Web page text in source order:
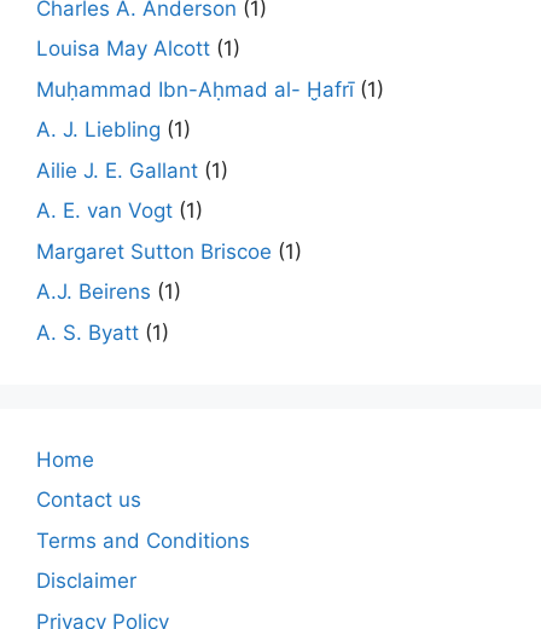
Charles A. Anderson (1)
Louisa May Alcott (1)
Muḥammad Ibn-Aḥmad al- Ḫafrī(1)
A. J. Liebling (1)
Ailie J. E. Gallant (1)
A. E. van Vogt (1)
Margaret Sutton Briscoe (1)
A.J. Beirens (1)
A. S. Byatt (1)
Home
Contact us
Terms and Conditions
Disclaimer
Privacy Policy